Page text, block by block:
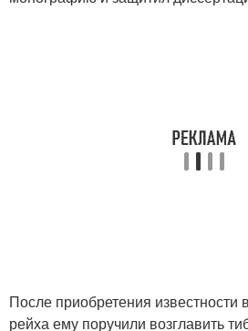
После приобретения известности
рейха ему поручили возглавить